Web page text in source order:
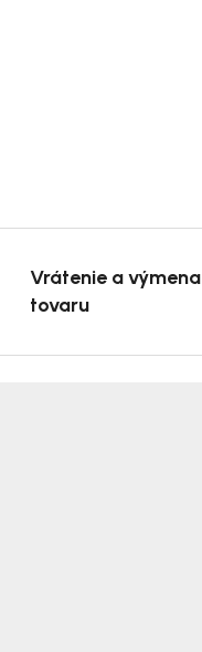
Vrátenie a výmena
tovaru